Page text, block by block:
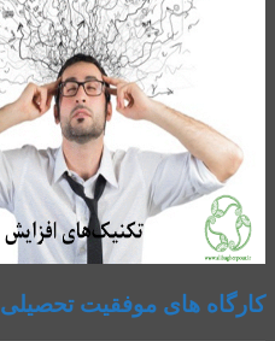
کارگاه های موفقیت تحصیلی